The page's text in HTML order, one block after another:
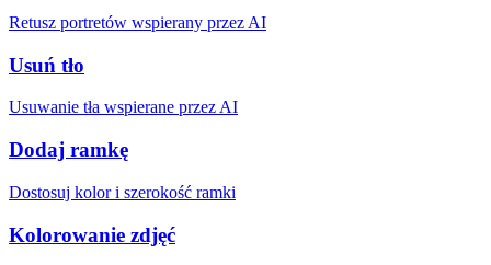
Retusz portretów wspierany przez AI
Usuń tło
Usuwanie tła wspierane przez AI
Dodaj ramkę
Dostosuj kolor i szerokość ramki
Kolorowanie zdjęć